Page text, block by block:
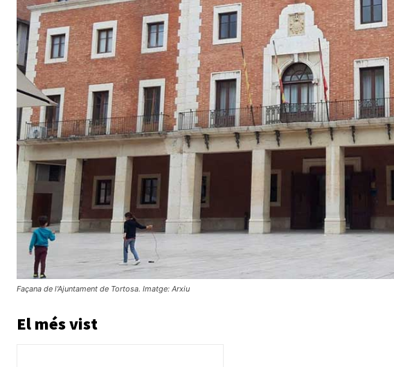
Façana de l'Ajuntament de Tortosa. Imatge: Arxiu
El més vist